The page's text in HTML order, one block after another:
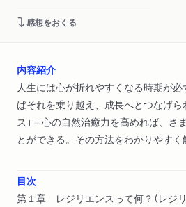
感想をおくる
内容紹介
人生には心が折れやすくなる時期が
ばそれを乗り越え、成長へとつなげら
ス」＝心の自然治癒力を高めれば、さ
とができる。その方法をわかりやすく
目次
第１章 レジリエンスって何？（レジ